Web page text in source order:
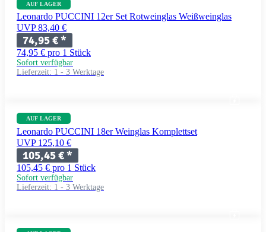
AUF LAGER
Leonardo PUCCINI 12er Set Rotweinglas Weißweinglas
UVP 83,40 €
74,95 €*
74,95 € pro 1 Stück
Sofort verfügbar
Lieferzeit: 1 - 3 Werktage
AUF LAGER
Leonardo PUCCINI 18er Weinglas Komplettset
UVP 125,10 €
105,45 €*
105,45 € pro 1 Stück
Sofort verfügbar
Lieferzeit: 1 - 3 Werktage